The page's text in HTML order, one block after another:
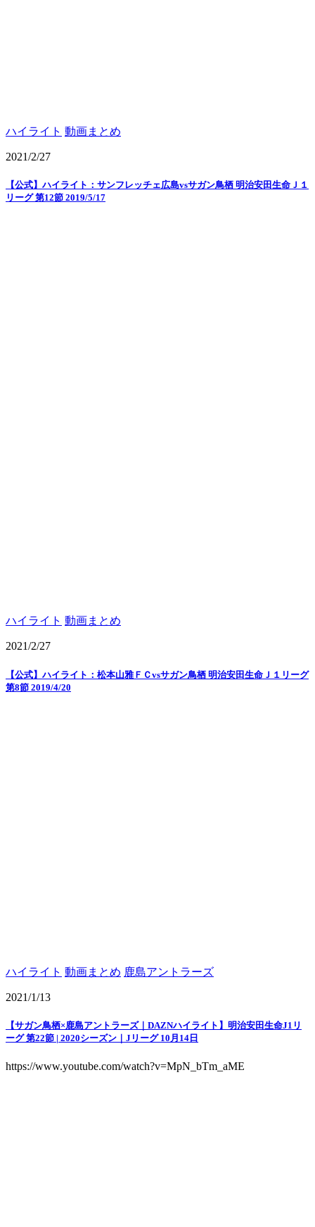
ハイライト 動画まとめ
2021/2/27
【公式】ハイライト：サンフレッチェ広島vsサガン鳥栖 明治安田生命Ｊ１
リーグ 第12節 2019/5/17
ハイライト 動画まとめ
2021/2/27
【公式】ハイライト：松本山雅ＦＣvsサガン鳥栖 明治安田生命Ｊ１リーグ
第8節 2019/4/20
ハイライト 動画まとめ 鹿島アントラーズ
2021/1/13
【サガン鳥栖×鹿島アントラーズ｜DAZNハイライト】明治安田生命J1リ
ーグ 第22節 | 2020シーズン｜Jリーグ 10月14日
https://www.youtube.com/watch?v=MpN_bTm_aME